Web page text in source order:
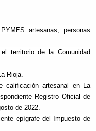
artesanas, personas
territorio de la Comunidad
Rioja.
calificación artesanal en La
Registro Oficial de
de 2022.
epígrafe del Impuesto de